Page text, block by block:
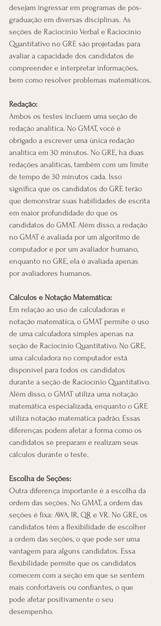
desejam ingressar em programas de pós-
graduação em diversas disciplinas. As
seções de Raciocínio Verbal e Raciocínio
Quantitativo no GRE são projetadas para
avaliar a capacidade dos candidatos de
compreender e interpretar informações,
bem como resolver problemas matemáticos.
Redação:
Ambos os testes incluem uma seção de
redação analítica. No GMAT, você é
obrigado a escrever uma única redação
analítica em 30 minutos. No GRE, há duas
redações analíticas, também com um limite
de tempo de 30 minutos cada. Isso
significa que os candidatos do GRE terão
que demonstrar suas habilidades de escrita
em maior profundidade do que os
candidatos do GMAT. Além disso, a redação
no GMAT é avaliada por um algoritmo de
computador e por um avaliador humano,
enquanto no GRE, ela é avaliada apenas
por avaliadores humanos.
Cálculos e Notação Matemática:
Em relação ao uso de calculadoras e
notação matemática, o GMAT permite o uso
de uma calculadora simples apenas na
seção de Raciocínio Quantitativo. No GRE,
uma calculadora no computador está
disponível para todos os candidatos
durante a seção de Raciocínio Quantitativo.
Além disso, o GMAT utiliza uma notação
matemática especializada, enquanto o GRE
utiliza notação matemática padrão. Essas
diferenças podem afetar a forma como os
candidatos se preparam e realizam seus
cálculos durante o teste.
Escolha de Seções:
Outra diferença importante é a escolha da
ordem das seções. No GMAT, a ordem das
seções é fixa: AWA, IR, QR e VR. No GRE, os
candidatos têm a flexibilidade de escolher
a ordem das seções, o que pode ser uma
vantagem para alguns candidatos. Essa
flexibilidade permite que os candidatos
comecem com a seção em que se sentem
mais confortáveis ou confiantes, o que
pode afetar positivamente o seu
desempenho.